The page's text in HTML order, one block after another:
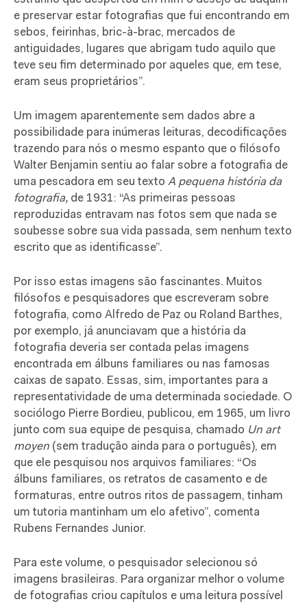
e preservar estar fotografias que fui encontrando em
sebos, feirinhas, bric-à-brac, mercados de
antiguidades, lugares que abrigam tudo aquilo que
teve seu fim determinado por aqueles que, em tese,
eram seus proprietários”.
Um imagem aparentemente sem dados abre a
possibilidade para inúmeras leituras, decodificações
trazendo para nós o mesmo espanto que o filósofo
Walter Benjamin sentiu ao falar sobre a fotografia de
uma pescadora em seu texto A pequena história da
fotografia, de 1931: “As primeiras pessoas
reproduzidas entravam nas fotos sem que nada se
soubesse sobre sua vida passada, sem nenhum texto
escrito que as identificasse”.
Por isso estas imagens são fascinantes. Muitos
filósofos e pesquisadores que escreveram sobre
fotografia, como Alfredo de Paz ou Roland Barthes,
por exemplo, já anunciavam que a história da
fotografia deveria ser contada pelas imagens
encontrada em álbuns familiares ou nas famosas
caixas de sapato. Essas, sim, importantes para a
representatividade de uma determinada sociedade. O
sociólogo Pierre Bordieu, publicou, em 1965, um livro
junto com sua equipe de pesquisa, chamado Un art
moyen (sem tradução ainda para o português), em
que ele pesquisou nos arquivos familiares: “Os
álbuns familiares, os retratos de casamento e de
formaturas, entre outros ritos de passagem, tinham
um tutoria mantinham um elo afetivo”, comenta
Rubens Fernandes Junior.
Para este volume, o pesquisador selecionou só
imagens brasileiras. Para organizar melhor o volume
de fotografias criou capítulos e uma leitura possível